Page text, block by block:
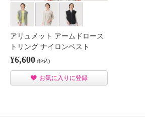
アリュメット アームドロース
トリング ナイロンベスト
¥6,600 (税込)
お気に入りに登録